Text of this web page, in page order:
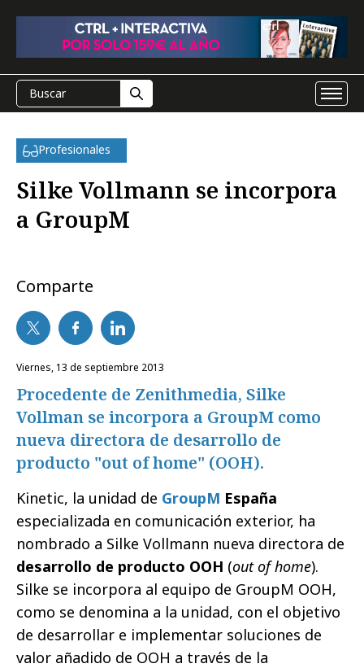
Profesionales
Silke Vollmann se incorpora
a GroupM
Comparte
viernes, 13 de septiembre 2013
Procedente de Zenithmedia, Silke
Vollman se incorpora a GroupM como
nueva directora de desarrollo de
producto "out of home" (OOH).
Kinetic, la unidad de GroupM España
especializada en comunicación exterior, ha
nombrado a Silke Vollmann nueva directora de
desarrollo de producto OOH (out of home).
Silke se incorpora al equipo de GroupM OOH,
como se denomina a la unidad, con el objetivo
de desarrollar e implementar soluciones de
valor añadido de OOH a través de la